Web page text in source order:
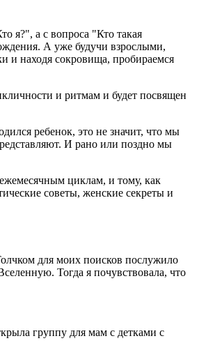
я?", а с вопроса "Кто такая
А уже будучи взрослыми,
и находя сокровища, пробираемся
и ритмам и будет посвящен
ребенок, это не значит, что мы
И рано или поздно мы
циклам, и тому, как
советы, женские секреты и
для моих поисков послужило
Тогда я почувствовала, что
группу для мам с детками с